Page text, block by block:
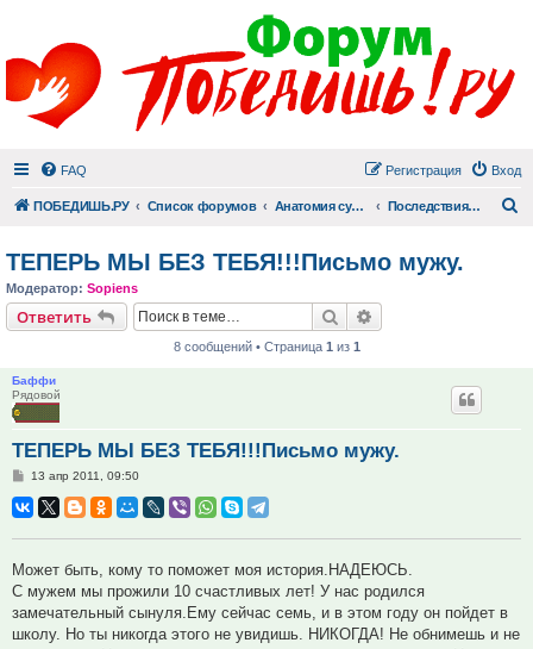
FAQ Вход
Регистрация
ПОБЕДИШЬ.РУ Список форумов Анатомия суицида Последствия суицида
ТЕПЕРЬ МЫ БЕЗ ТЕБЯ!!!Письмо мужу.
Модератор: Sopiens
Ответить Поиск
8 сообщений • Страница 1 из 1
Баффи
Рядовой
ТЕПЕРЬ МЫ БЕЗ ТЕБЯ!!!Письмо мужу.
Сообщение
13 апр 2011, 09:50
Может быть, кому то поможет моя история.НАДЕЮСЬ.
С мужем мы прожили 10 счастливых лет! У нас родился
замечательный сынуля.Ему сейчас семь, и в этом году он пойдет в
школу. Но ты никогда этого не увидишь. НИКОГДА! Не обнимешь и не